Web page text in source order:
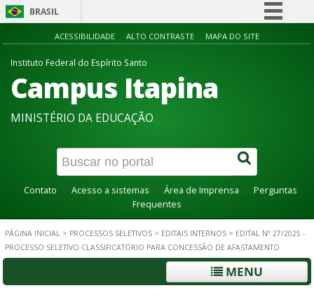
BRASIL
Simplifique!
Acesso à informação
Canais
ACESSIBILIDADE ALTO CONTRASTE MAPA DO SITE
Instituto Federal do Espírito Santo
Campus Itapina
MINISTÉRIO DA EDUCAÇÃO
Contato Acesso a sistemas Área de Imprensa
Perguntas
Frequentes
PÁGINA INICIAL > PROCESSOS SELETIVOS > EDITAIS INTERNOS > EDITAL Nº 27/2025 -
PROCESSO SELETIVO CLASSIFICATÓRIO PARA CONCESSÃO DE AFASTAMENTO
MENU